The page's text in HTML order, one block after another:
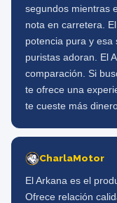
segundos mientras
nota en carretera.
potencia pura y esa
puristas adoran. El
comparación. Si
te ofrece una
te cueste más
CharlaMotor
El Arkana es el
Ofrece relación